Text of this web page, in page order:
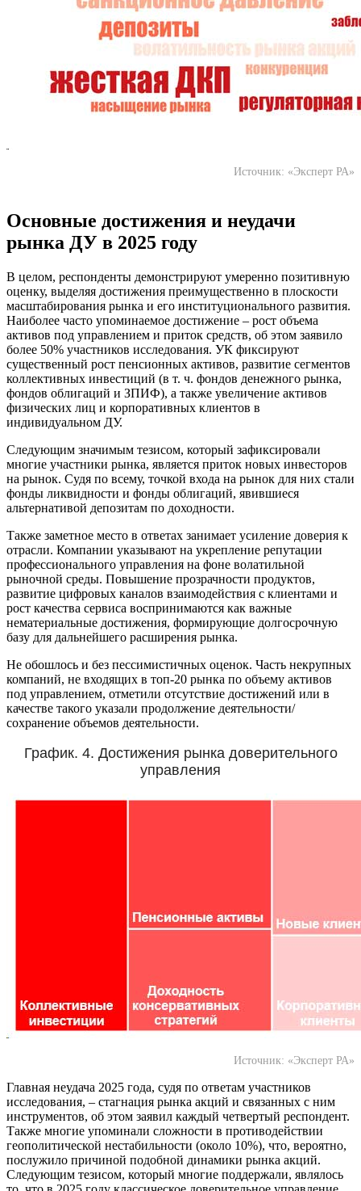
Источник: «Эксперт РА»
Основные достижения и неудачи
рынка ДУ в 2025 году
В целом, респонденты демонстрируют умеренно позитивную
оценку, выделяя достижения преимущественно в плоскости
масштабирования рынка и его институционального развития.
Наиболее часто упоминаемое достижение – рост объема
активов под управлением и приток средств, об этом заявило
более 50% участников исследования. УК фиксируют
существенный рост пенсионных активов, развитие сегментов
коллективных инвестиций (в т. ч. фондов денежного рынка,
фондов облигаций и ЗПИФ), а также увеличение активов
физических лиц и корпоративных клиентов в
индивидуальном ДУ.
Следующим значимым тезисом, который зафиксировали
многие участники рынка, является приток новых инвесторов
на рынок. Судя по всему, точкой входа на рынок для них стали
фонды ликвидности и фонды облигаций, явившиеся
альтернативой депозитам по доходности.
Также заметное место в ответах занимает усиление доверия к
отрасли. Компании указывают на укрепление репутации
профессионального управления на фоне волатильной
рыночной среды. Повышение прозрачности продуктов,
развитие цифровых каналов взаимодействия с клиентами и
рост качества сервиса воспринимаются как важные
нематериальные достижения, формирующие долгосрочную
базу для дальнейшего расширения рынка.
Не обошлось и без пессимистичных оценок. Часть некрупных
компаний, не входящих в топ-20 рынка по объему активов
под управлением, отметили отсутствие достижений или в
качестве такого указали продолжение деятельности/
сохранение объемов деятельности.
График. 4. Достижения рынка доверительного
управления
Источник: «Эксперт РА»
Главная неудача 2025 года, судя по ответам участников
исследования, – стагнация рынка акций и связанных с ним
инструментов, об этом заявил каждый четвертый респондент.
Также многие упоминали сложности в противодействии
геополитической нестабильности (около 10%), что, вероятно,
послужило причиной подобной динамики рынка акций.
Следующим тезисом, который многие поддержали, являлось